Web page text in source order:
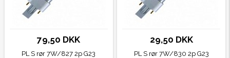
79,50 DKK
PL S rør 7W/827 2p G23
29,50 DKK
PL S rør 7W/830 2p G23